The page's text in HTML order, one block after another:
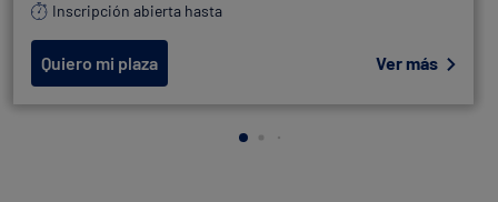
Inscripción abierta hasta
Quiero mi plaza Ver más